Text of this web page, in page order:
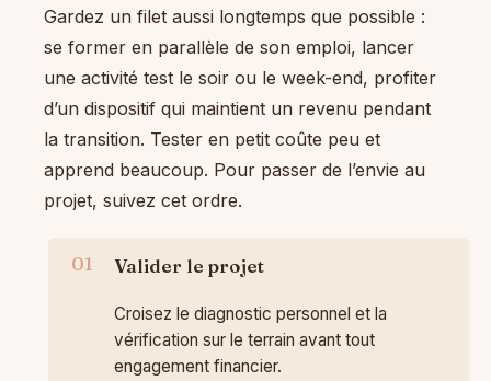
Gardez un filet aussi longtemps que possible :
se former en parallèle de son emploi, lancer
une activité test le soir ou le week-end, profiter
d’un dispositif qui maintient un revenu pendant
la transition. Tester en petit coûte peu et
apprend beaucoup. Pour passer de l’envie au
projet, suivez cet ordre.
Valider le projet
Croisez le diagnostic personnel et la
vérification sur le terrain avant tout
engagement financier.